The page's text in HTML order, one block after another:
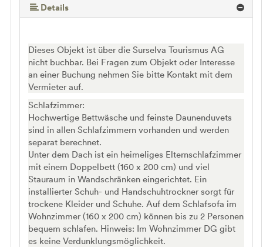
mehr (13 ) »
mehr (13 ) »
mehr (13 ) »
mehr (13 ) »
mehr (13 ) »
mehr (13 ) »
mehr (13 ) »
mehr (13 ) »
mehr (13 ) »
Details
Dieses Objekt ist über die Surselva Tourismus AG
nicht buchbar. Bei Fragen zum Objekt oder Interesse
an einer Buchung nehmen Sie bitte Kontakt mit dem
Vermieter auf.
Schlafzimmer:
Hochwertige Bettwäsche und feinste Daunenduvets
sind in allen Schlafzimmern vorhanden und werden
separat berechnet.
Unter dem Dach ist ein heimeliges Elternschlafzimmer
mit einem Doppelbett (160 x 200 cm) und viel
Stauraum in Wandschränken eingerichtet. Ein
installierter Schuh- und Handschuhtrockner sorgt für
trockene Kleider und Schuhe. Auf dem Schlafsofa im
Wohnzimmer (160 x 200 cm) können bis zu 2 Personen
bequem schlafen. Hinweis: Im Wohnzimmer DG gibt
es keine Verdunklungsmöglichkeit.